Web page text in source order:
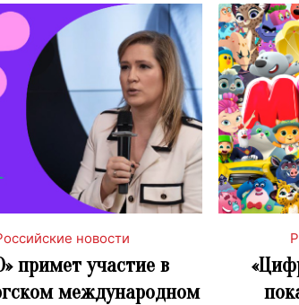
новости
примет участие в
международном